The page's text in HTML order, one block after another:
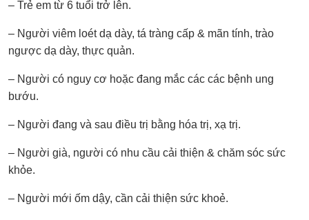
– Trẻ em từ 6 tuổi trở lên.
– Người viêm loét dạ dày, tá tràng cấp & mãn tính, trào
ngược dạ dày, thực quản.
– Người có nguy cơ hoặc đang mắc các các bệnh ung
bướu.
– Người đang và sau điều trị bằng hóa trị, xạ trị.
– Người già, người có nhu cầu cải thiện & chăm sóc sức
khỏe.
– Người mới ốm dậy, cần cải thiện sức khoẻ.